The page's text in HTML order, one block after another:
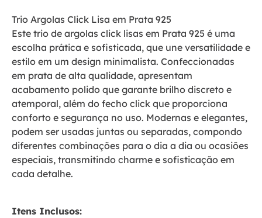
Trio Argolas Click Lisa em Prata 925
Este trio de argolas click lisas em Prata 925 é uma
escolha prática e sofisticada, que une versatilidade e
estilo em um design minimalista. Confeccionadas
em prata de alta qualidade, apresentam
acabamento polido que garante brilho discreto e
atemporal, além do fecho click que proporciona
conforto e segurança no uso. Modernas e elegantes,
podem ser usadas juntas ou separadas, compondo
diferentes combinações para o dia a dia ou ocasiões
especiais, transmitindo charme e sofisticação em
cada detalhe.
Itens Inclusos: